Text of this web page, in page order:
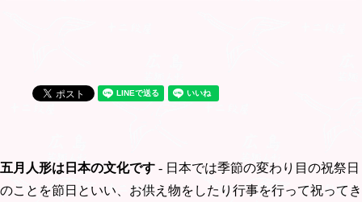
五月人形は日本の文化です - 日本では季節の変わり目の祝祭日
のことを節日といい、お供え物をしたり行事を行って祝ってき